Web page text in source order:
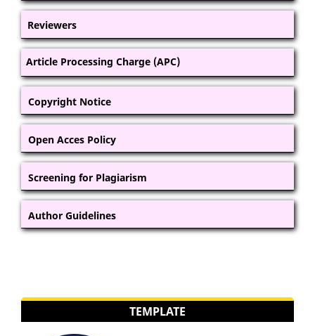
Reviewers
Article Processing Charge (APC)
Copyright Notice
Open Acces Policy
Screening for Plagiarism
Author Guidelines
TEMPLATE